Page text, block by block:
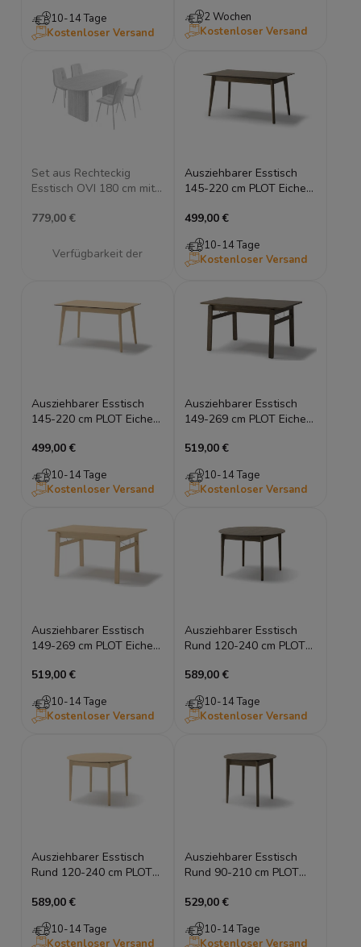
10-14 Tage
Kostenloser Versand
2 Wochen
Kostenloser Versand
Set aus Rechteckig
Esstisch OVI 180 cm mit
Stühlen
779,00 €
Verfügbarkeit der
Ausziehbarer Esstisch
145-220 cm PLOT Eiche
Esszimmertisch
499,00 €
10-14 Tage
Kostenloser Versand
Ausziehbarer Esstisch
145-220 cm PLOT Eiche
Esszimmertisch
499,00 €
10-14 Tage
Kostenloser Versand
Ausziehbarer Esstisch
149-269 cm PLOT Eiche
Esszimmertisch
519,00 €
10-14 Tage
Kostenloser Versand
Ausziehbarer Esstisch
149-269 cm PLOT Eiche
Esszimmertisch
519,00 €
10-14 Tage
Kostenloser Versand
Ausziehbarer Esstisch
Rund 120-240 cm PLOT
589,00 €
10-14 Tage
Kostenloser Versand
Ausziehbarer Esstisch
Rund 120-240 cm PLOT
589,00 €
10-14 Tage
Kostenloser Versand
Ausziehbarer Esstisch
Rund 90-210 cm PLOT
529,00 €
10-14 Tage
Kostenloser Versand